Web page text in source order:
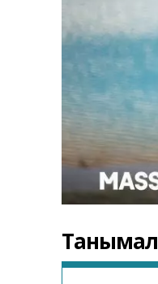
Танымал